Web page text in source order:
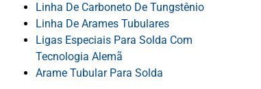
Linha De Carboneto De Tungstênio
Linha De Arames Tubulares
Ligas Especiais Para Solda Com
Tecnologia Alemã
Arame Tubular Para Solda